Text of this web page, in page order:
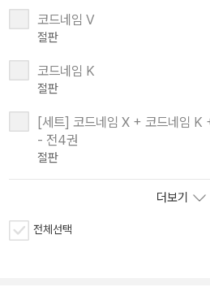
코드네임 V
절판
코드네임 K
절판
[세트] 코드네임 X + 코드네임 K
- 전4권
절판
더보기
전체선택